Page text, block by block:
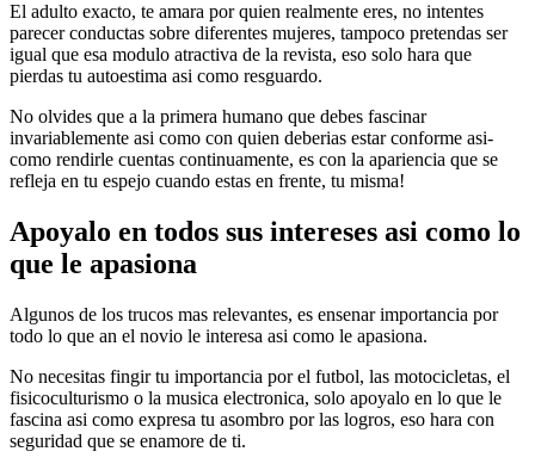
El adulto exacto, te amara por quien realmente eres, no intentes
parecer conductas sobre diferentes mujeres, tampoco pretendas ser
igual que esa modulo atractiva de la revista, eso solo hara que
pierdas tu autoestima asi­ como resguardo.
No olvides que a la primera humano que debes fascinar
invariablemente asi­ como con quien deberias estar conforme asi­
como rendirle cuentas continuamente, es con la apariencia que se
refleja en tu espejo cuando estas en frente, tu misma!
Apoyalo en todos sus intereses asi­ como lo
que le apasiona
Algunos de los trucos mas relevantes, es ensenar importancia por
todo lo que an el novio le interesa asi­ como le apasiona.
No necesitas fingir tu importancia por el futbol, las motocicletas, el
fisicoculturismo o la musica electronica, solo apoyalo en lo que le
fascina asi­ como expresa tu asombro por las logros, eso hara con
seguridad que se enamore de ti.